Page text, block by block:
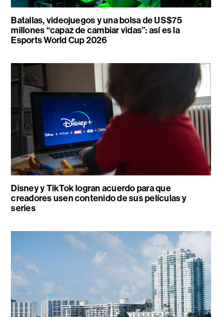
Batallas, videojuegos y una bolsa de US$75
millones “capaz de cambiar vidas”: así es la
Esports World Cup 2026
Disney y TikTok logran acuerdo para que
creadores usen contenido de sus películas y
series